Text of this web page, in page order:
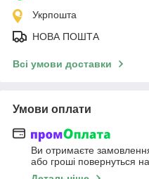
Укрпошта
НОВА ПОШТА
Всі умови доставки
Умови оплати
Ви отримаєте
або гроші повернуться